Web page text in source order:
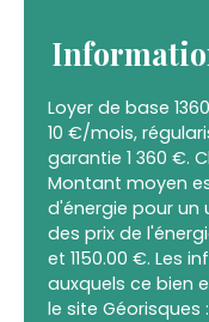
Loyer de base
10 €/mois,
garantie 1 360 €.
Montant moyen
d'énergie pour
des prix de
et 1150.00 €. Les
auxquels ce bien
le site Géorisques